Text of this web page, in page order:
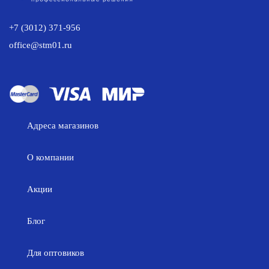
+7 (3012) 371-956
office@stm01.ru
Адреса магазинов
О компании
Акции
Блог
Для оптовиков